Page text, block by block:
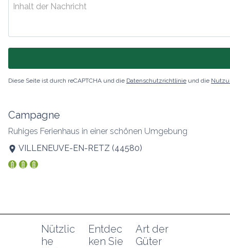
Diese Seite ist durch reCAPTCHA und die Datenschutzrichtlinie und die
Campagne
Ruhiges Ferienhaus in einer schönen Umgebung
VILLENEUVE-EN-RETZ (44580)
Nützlic
he
Entdec
ken Sie
Art der
Güter